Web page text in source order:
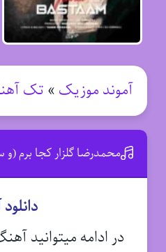
آموند موزیک » تک
محمدرضا گلزار کجا برم
در ادامه میتوانید